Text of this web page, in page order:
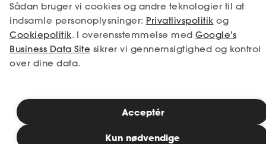
Selvstændig
Studerende
Bliv medlem
I Ases podcasts om jobsøgning og trivsel
får du inspiration og gode råd til dit
arbejdsliv
- uanset om du er i arbejde eller ledig.
Publiceret: 25. juni 2026
Sådan bruger vi cookies og andre teknologier til at
indsamle personoplysninger: Privatlivspolitik og
Cookiepolitik. I overensstemmelse med Google's
Business Data Site sikrer vi gennemsigtighed og kontrol
over dine data.
Kun nødvendige
Acceptér